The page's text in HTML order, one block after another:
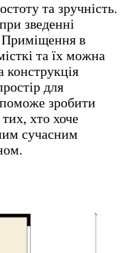
та зручність.
зведенні
Приміщення в
та їх можна
для
зробити
хто хоче
сучасним